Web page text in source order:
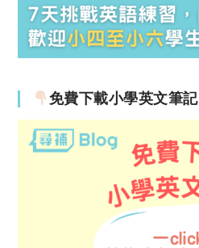
免費下載小學英文筆記